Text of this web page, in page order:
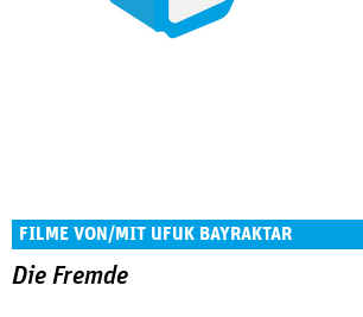
FILME VON/MIT UFUK BAYRAKTAR
Die Fremde